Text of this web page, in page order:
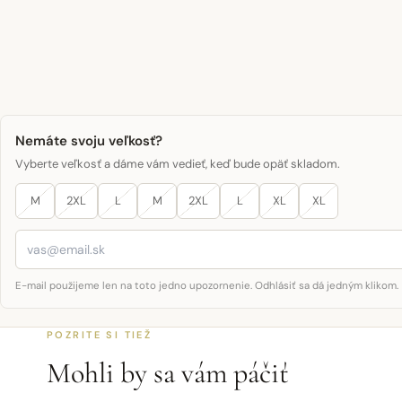
Nemáte svoju veľkosť?
Vyberte veľkosť a dáme vám vedieť, keď bude opäť skladom.
M 2XL L M 2XL L XL XL
E-mail použijeme len na toto jedno upozornenie. Odhlásiť sa dá jedným klikom.
POZRITE SI TIEŽ
Mohli by sa vám páčiť